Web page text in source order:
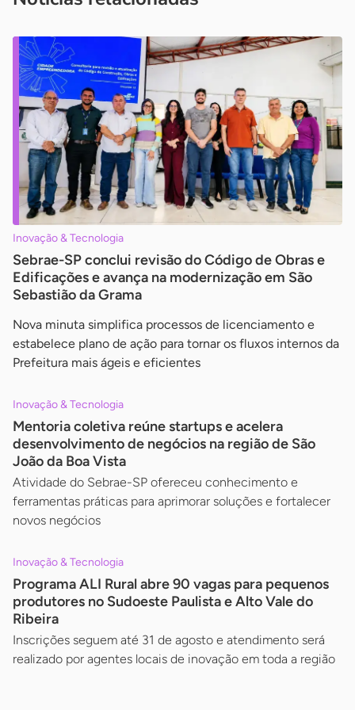
Inovação & Tecnologia
Sebrae-SP conclui revisão do Código de Obras e
Edificações e avança na modernização em São
Sebastião da Grama
Nova minuta simplifica processos de licenciamento e
estabelece plano de ação para tornar os fluxos internos da
Prefeitura mais ágeis e eficientes
Inovação & Tecnologia
Mentoria coletiva reúne startups e acelera
desenvolvimento de negócios na região de São
João da Boa Vista
Atividade do Sebrae-SP ofereceu conhecimento e
ferramentas práticas para aprimorar soluções e fortalecer
novos negócios
Inovação & Tecnologia
Programa ALI Rural abre 90 vagas para pequenos
produtores no Sudoeste Paulista e Alto Vale do
Ribeira
Inscrições seguem até 31 de agosto e atendimento será
realizado por agentes locais de inovação em toda a região